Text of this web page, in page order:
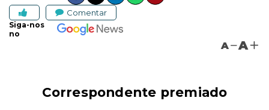
Comentar
Siga-nos
no
A A
Correspondente premiado